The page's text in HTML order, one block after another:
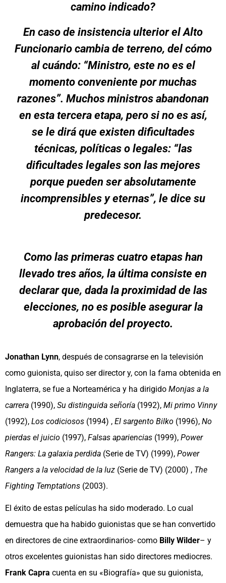
camino indicado?
En caso de insistencia ulterior el Alto
Funcionario cambia de terreno, del cómo
al cuándo: “Ministro, este no es el
momento conveniente por muchas
razones”. Muchos ministros abandonan
en esta tercera etapa, pero si no es así,
se le dirá que existen dificultades
técnicas, políticas o legales: “las
dificultades legales son las mejores
porque pueden ser absolutamente
incomprensibles y eternas”, le dice su
predecesor.
Como las primeras cuatro etapas han
llevado tres años, la última consiste en
declarar que, dada la proximidad de las
elecciones, no es posible asegurar la
aprobación del proyecto.
Jonathan Lynn, después de consagrarse en la televisión
como guionista, quiso ser director y, con la fama obtenida en
Inglaterra, se fue a Norteamérica y ha dirigido Monjas a la
carrera (1990), Su distinguida señoría (1992), Mi primo Vinny
(1992), Los codiciosos (1994) , El sargento Bilko (1996), No
pierdas el juicio (1997), Falsas apariencias (1999), Power
Rangers: La galaxia perdida (Serie de TV) (1999), Power
Rangers a la velocidad de la luz (Serie de TV) (2000) , The
Fighting Temptations (2003).
El éxito de estas películas ha sido moderado. Lo cual
demuestra que ha habido guionistas que se han convertido
en directores de cine extraordinarios- como Billy Wilder– y
otros excelentes guionistas han sido directores mediocres.
Frank Capra cuenta en su «Biografía» que su guionista,